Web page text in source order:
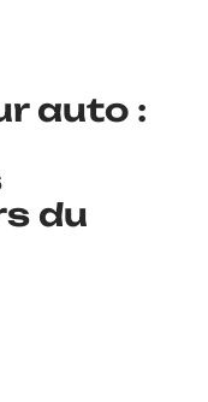
auto :
du